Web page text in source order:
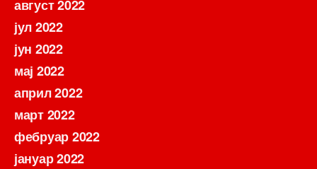
август 2022
јул 2022
јун 2022
мај 2022
април 2022
март 2022
фебруар 2022
јануар 2022